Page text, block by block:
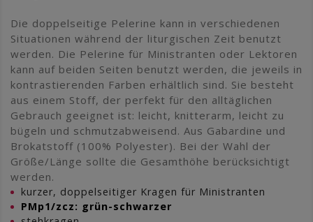
Die doppelseitige Pelerine kann in verschiedenen
Situationen während der liturgischen Zeit benutzt
werden. Die Pelerine für Ministranten oder Lektoren
kann auf beiden Seiten benutzt werden, die jeweils in
kontrastierenden Farben erhältlich sind. Sie besteht
aus einem Stoff, der perfekt für den alltäglichen
Gebrauch geeignet ist: leicht, knitterarm, leicht zu
bügeln und schmutzabweisend. Aus Gabardine und
Brokatstoff (100% Polyester). Bei der Wahl der
Größe/Länge sollte die Gesamthöhe berücksichtigt
werden.
kurzer, doppelseitiger Kragen für Ministranten
PMp1/zcz: grün-schwarzer